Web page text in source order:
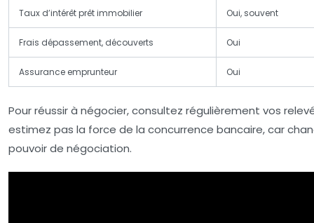
Taux d’intérêt prêt immobilier Oui, souvent
Frais dépassement, découverts Oui
Assurance emprunteur Oui
Pour réussir à négocier, consultez régulièrement vos
estimez pas la force de la concurrence bancaire, car
pouvoir de négociation.